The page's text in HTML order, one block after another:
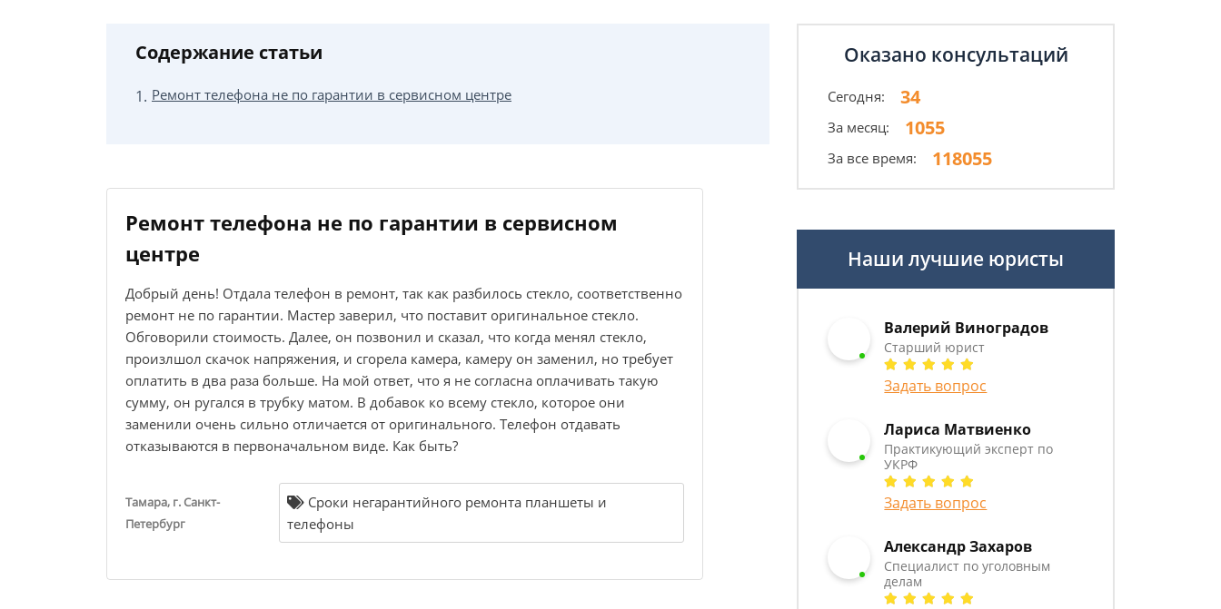
Содержание статьи
Ремонт телефона не по гарантии в сервисном центре
Ремонт телефона не по гарантии в сервисном
центре
Добрый день! Отдала телефон в ремонт, так как разбилось стекло, соответственно
ремонт не по гарантии. Мастер заверил, что поставит оригинальное стекло.
Обговорили стоимость. Далее, он позвонил и сказал, что когда менял стекло,
произлшол скачок напряжения, и сгорела камера, камеру он заменил, но требует
оплатить в два раза больше. На мой ответ, что я не согласна оплачивать такую
сумму, он ругался в трубку матом. В добавок ко всему стекло, которое они
заменили очень сильно отличается от оригинального. Телефон отдавать
отказываются в первоначальном виде. Как быть?
Тамара, г. Санкт-
Петербург
Сроки негарантийного ремонта планшеты и
телефоны
Оказано консультаций
Сегодня: 34
За месяц: 1055
За все время: 118055
Наши лучшие юристы
Валерий Виноградов
Старший юрист
Задать вопрос
Лариса Матвиенко
Практикующий эксперт по
УКРФ
Задать вопрос
Александр Захаров
Специалист по уголовным
делам